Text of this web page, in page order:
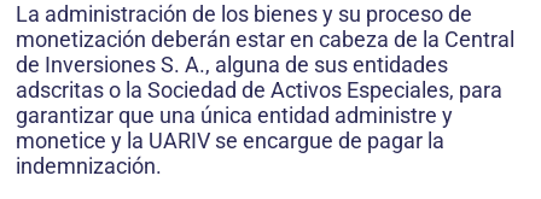
La administración de los bienes y su proceso de
monetización deberán estar en cabeza de la Central
de Inversiones S. A., alguna de sus entidades
adscritas o la Sociedad de Activos Especiales, para
garantizar que una única entidad administre y
monetice y la UARIV se encargue de pagar la
indemnización.